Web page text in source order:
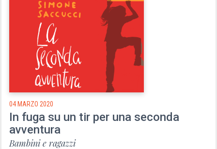
04 MARZO 2020
In fuga su un tir per una seconda
avventura
Bambini e ragazzi